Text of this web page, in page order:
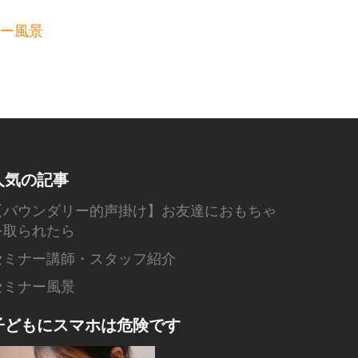
風景
気の記事
バウンダリー的声掛け】お友達におもちゃ
取られたら
ミナー講師・スタッフ紹介
ミナー風景
どもにスマホは危険です